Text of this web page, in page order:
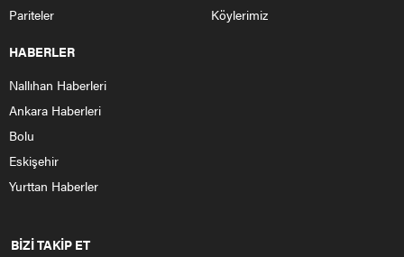
Pariteler
Köylerimiz
HABERLER
Nallıhan Haberleri
Ankara Haberleri
Bolu
Eskişehir
Yurttan Haberler
BİZİ TAKİP ET